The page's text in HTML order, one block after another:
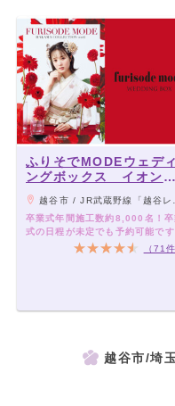
ふりそでMODEウェディ
ングボックス イオンレ
イクタウンkaze店
越谷市 / JR武蔵野線「越谷レイクタウン駅」直結
卒業式年間施工数約8,000名！卒
式の日程が未定でも予約可能です
（71件
越谷市/埼